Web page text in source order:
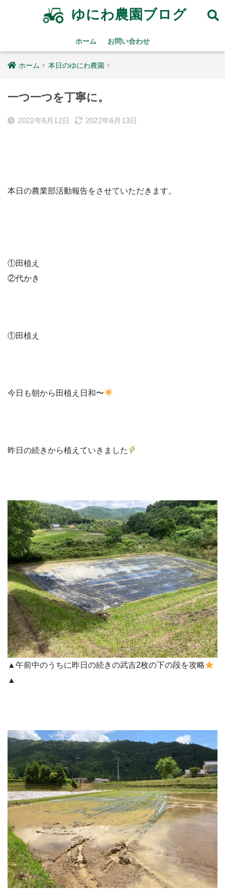
ゆにわ農園ブログ
ホーム お問い合わせ
ホーム 本日のゆにわ農園
一つ一つを丁寧に。
2022年6月12日 2022年6月13日
本日の農業部活動報告をさせていただきます。
①田植え
②代かき
①田植え
今日も朝から田植え日和〜
昨日の続きから植えていきました
▲午前中のうちに昨日の続きの武吉2枚の下の段を攻略
▲